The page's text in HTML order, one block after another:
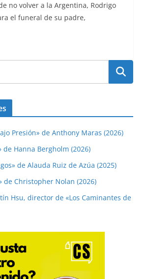
no volver a la Argentina, Rodrigo
el funeral de su padre,
Presión» de Anthony Maras (2026)
de Hanna Bergholm (2026)
de Alauda Ruiz de Azúa (2025)
de Christopher Nolan (2026)
Hsu, director de «Los Caminantes de